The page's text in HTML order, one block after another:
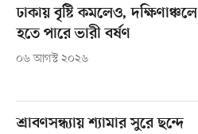
ঢাকায় বৃষ্টি কমলেও, দক্ষিণাঞ্চলে
হতে পারে ভারী বর্ষণ
০৬ আগস্ট ২০২৬
শ্রাবণসন্ধ্যায় শ্যামার সুরে ছন্দে